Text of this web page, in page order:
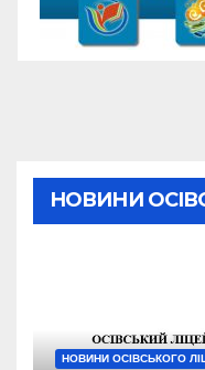
НОВИНИ
НОВИНИ ОСІВСЬКОГО